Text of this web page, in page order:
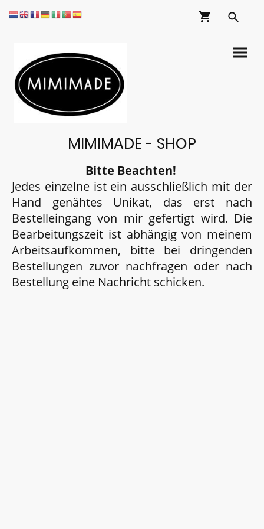
MIMIMADE - SHOP
Bitte Beachten!
Jedes einzelne ist ein ausschließlich mit der
Hand genähtes Unikat, das erst nach
Bestelleingang von mir gefertigt wird. Die
Bearbeitungszeit ist abhängig von meinem
Arbeitsaufkommen, bitte bei dringenden
Bestellungen zuvor nachfragen oder nach
Bestellung eine Nachricht schicken.